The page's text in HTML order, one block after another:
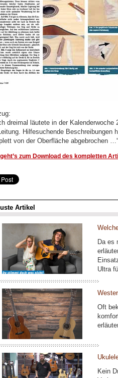
dreimal läutete in der
Hilfesuchende
von der Oberfläche abgebrochen
zum Download des kompletten
Artikel
Da es
Ultra
Oft
Kein